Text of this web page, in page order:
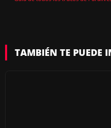
TAMBIÉN TE PUEDE